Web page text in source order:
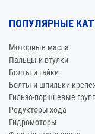
ПОПУЛЯРНЫЕ
Моторные масла
Пальцы и втулки
Болты и гайки
Болты и шпильки
Гильзо-поршневые
Редукторы хода
Гидромоторы